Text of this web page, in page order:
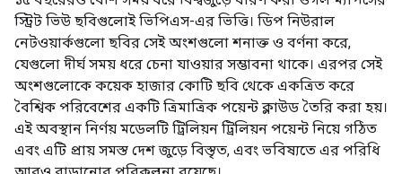
স্ট্রিট ভিউ ছবিগুলোই ভিপিএস-এর ভিত্তি। ডিপ নিউরাল
নেটওয়ার্কগুলো ছবির সেই অংশগুলো শনাক্ত ও বর্ণনা করে,
যেগুলো দীর্ঘ সময় ধরে চেনা যাওয়ার সম্ভাবনা থাকে। এরপর সেই
অংশগুলোকে কয়েক হাজার কোটি ছবি থেকে একত্রিত করে
বৈশ্বিক পরিবেশের একটি ত্রিমাত্রিক পয়েন্ট ক্লাউড তৈরি করা হয়।
এই অবস্থান নির্ণয় মডেলটি ট্রিলিয়ন ট্রিলিয়ন পয়েন্ট নিয়ে গঠিত
এবং এটি প্রায় সমস্ত দেশ জুড়ে বিস্তৃত, এবং ভবিষ্যতে এর পরিধি